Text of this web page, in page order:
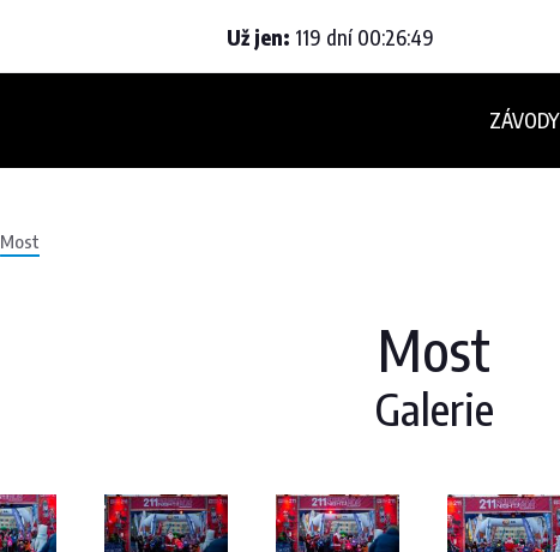
Už jen: 119 dní00:26:47
ZÁVODY
Most
Most
Galerie